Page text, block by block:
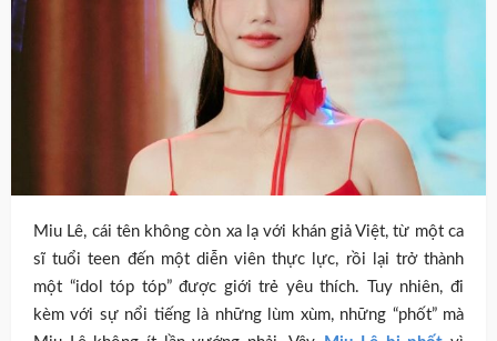
Miu Lê, cái tên không còn xa lạ với khán giả Việt, từ một ca
sĩ tuổi teen đến một diễn viên thực lực, rồi lại trở thành
một “idol tóp tóp” được giới trẻ yêu thích. Tuy nhiên, đi
kèm với sự nổi tiếng là những lùm xùm, những “phốt” mà